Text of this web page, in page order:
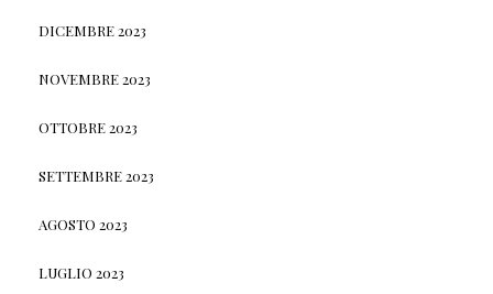
DICEMBRE 2023
NOVEMBRE 2023
OTTOBRE 2023
SETTEMBRE 2023
AGOSTO 2023
LUGLIO 2023